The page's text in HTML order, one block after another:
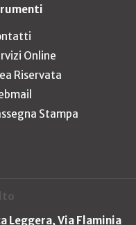
Online
Riservata
Stampa
Leggera, Via Flaminia